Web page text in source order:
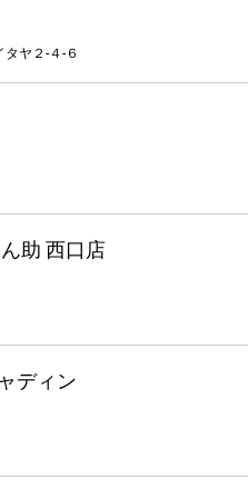
ヤ２-４-６
助 西口店
ディン